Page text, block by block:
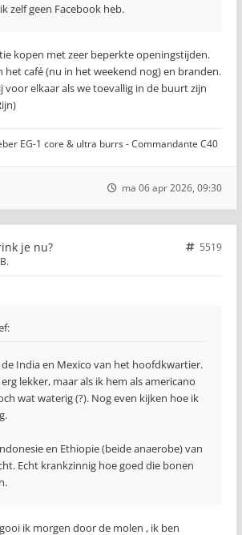
zelf geen Facebook heb.
kopen met zeer beperkte openingstijden.
het café (nu in het weekend nog) en branden.
voor elkaar als we toevallig in de buurt zijn
EG-1 core & ultra burrs - Commandante C40
ma 06 apr 2026, 09:30
je nu?
5519
de India en Mexico van het hoofdkwartier.
lekker, maar als ik hem als americano
wat waterig (?). Nog even kijken hoe ik
en Ethiopie (beide anaerobe) van
Echt krankzinnig hoe goed die bonen
ik morgen door de molen , ik ben